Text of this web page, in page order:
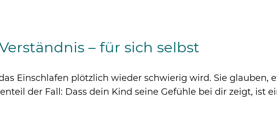
– für sich selbst
Einschlafen plötzlich wieder schwierig wird. Sie glauben,
der Fall: Dass dein Kind seine Gefühle bei dir zeigt, ist